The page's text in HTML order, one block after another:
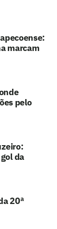
marcam
pelo
da
20ª